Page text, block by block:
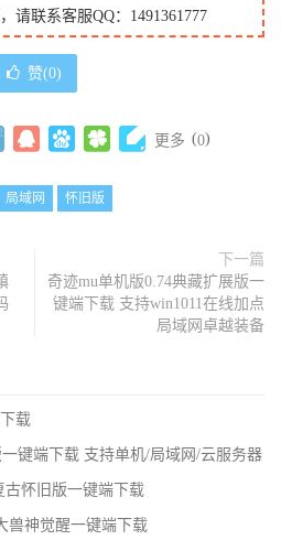
请联系客服QQ：1491361777
赞(0)
更多 (0)
局域网 怀旧版
下一篇
奇迹mu单机版0.74典藏扩展版一
键端下载 支持win1011在线加点
局域网卓越装备
载
一键端下载 支持单机/局域网/云服务器
古怀旧版一键端下载
兽神觉醒一键端下载